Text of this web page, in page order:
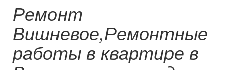
Ремонт
Вишневое,Ремонтные
работы в квартире в